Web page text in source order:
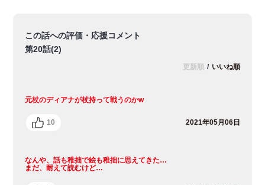
この話への評価・応援コメント
第20話(2)
更新順 / いいね順
元杖のディアナが杖持って戦うのかw
10 2021年05月06日
なんや、話も稚拙で絵も稚拙に思えてきた…
まだ、耐えて読むけど…